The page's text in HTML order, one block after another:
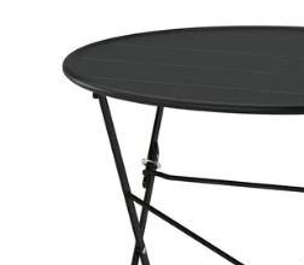
di 6 SUNDSÖ